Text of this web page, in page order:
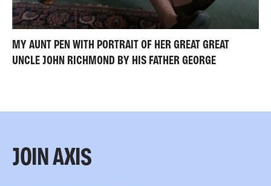
MY AUNT PEN WITH PORTRAIT OF HER GREAT GREAT
UNCLE JOHN RICHMOND BY HIS FATHER GEORGE
JOIN AXIS